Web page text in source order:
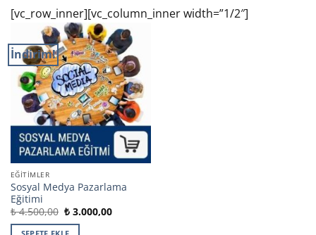
[vc_row_inner][vc_column_inner width=”1/2″]
İndirim!
EĞITIMLER
Sosyal Medya Pazarlama
Eğitimi
₺4.500,00 Orijinal
₺ 4.500,00.
₺3.000,00Şu